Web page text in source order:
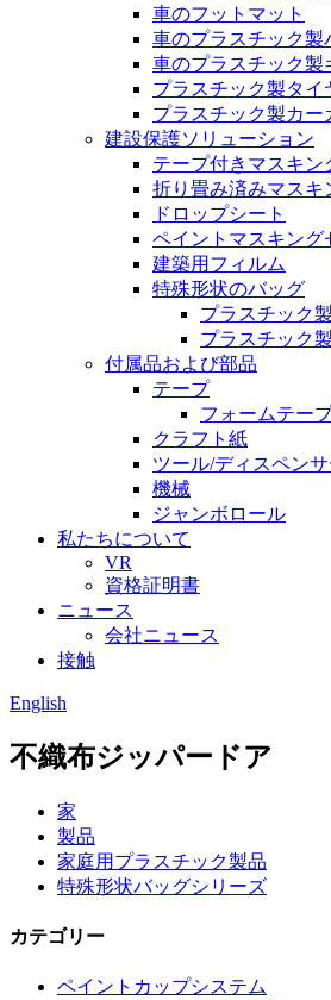
車のフットマット
車のプラスチック製
車のプラスチック製
プラスチック製タイ
プラスチック製カー
建設保護ソリューション
テープ付きマスキン
折り畳み済みマスキ
ドロップシート
ペイントマスキング
建築用フィルム
特殊形状のバッグ
プラスチック
プラスチック
付属品および部品
テープ
フォームテー
クラフト紙
ツール/ディスペン
機械
ジャンボロール
私たちについて
VR
資格証明書
ニュース
会社ニュース
接触
English
不織布ジッパードア
家
製品
家庭用プラスチック製品
特殊形状バッグシリーズ
カテゴリー
ペイントカップシステム